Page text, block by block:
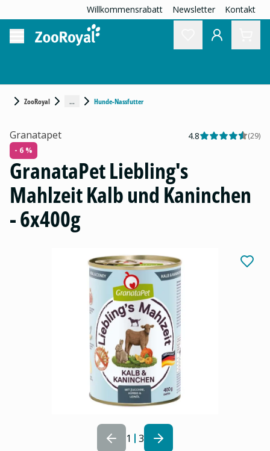
Willkommensrabatt Newsletter Kontakt
ZooRoyal ... Hunde-Nassfutter
1 3
Granatapet 4.8 (29)
- 6 %
GranataPet Liebling's
Mahlzeit Kalb und Kaninchen
- 6x400g